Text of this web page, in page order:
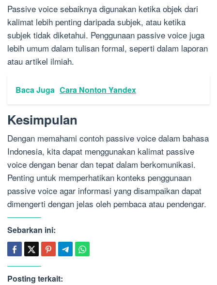
Passive voice sebaiknya digunakan ketika objek dari
kalimat lebih penting daripada subjek, atau ketika
subjek tidak diketahui. Penggunaan passive voice juga
lebih umum dalam tulisan formal, seperti dalam laporan
atau artikel ilmiah.
Baca Juga Cara Nonton Yandex
Kesimpulan
Dengan memahami contoh passive voice dalam bahasa
Indonesia, kita dapat menggunakan kalimat passive
voice dengan benar dan tepat dalam berkomunikasi.
Penting untuk memperhatikan konteks penggunaan
passive voice agar informasi yang disampaikan dapat
dimengerti dengan jelas oleh pembaca atau pendengar.
Sebarkan ini:
Posting terkait: